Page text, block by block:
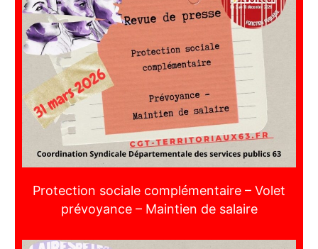
Protection sociale complémentaire – Volet
prévoyance – Maintien de salaire